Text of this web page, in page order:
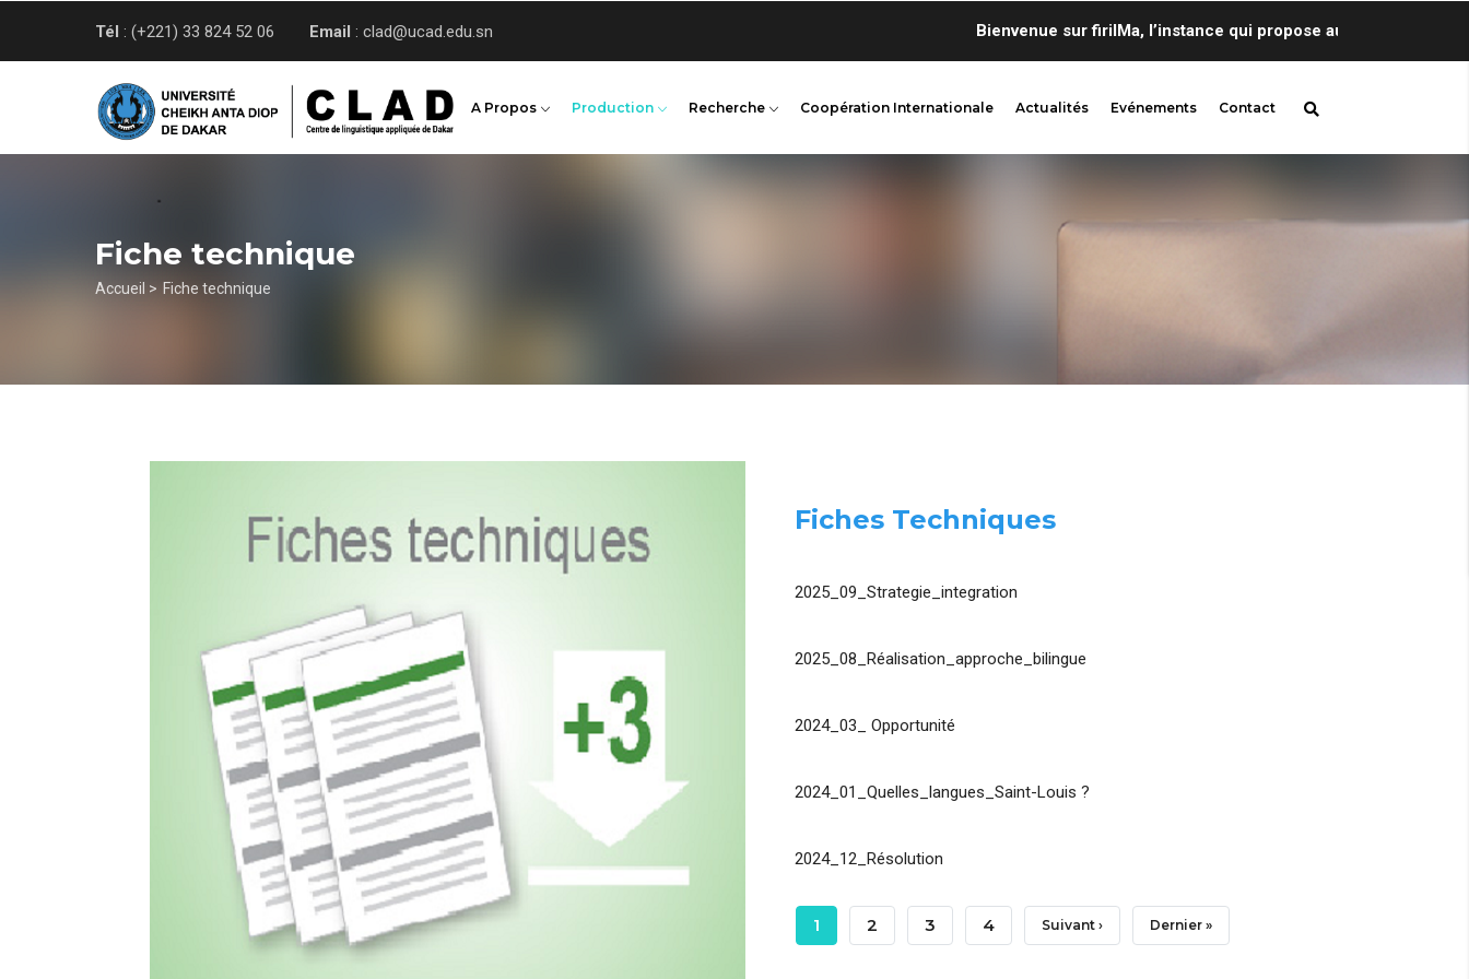
Tél : (+221) 33 824 52 06 Email : clad@ucad.edu.sn Bienvenue sur firilMa, l’instance qui propose au sein de Centre
A Propos Production Recherche Coopération Internationale Actualités Evénements Contact
Fiche technique
Fil
Accueil > Fiche technique
Fiches Techniques
2025_09_Strategie_integration
2025_08_Réalisation_approche_bilingue
2024_03_ Opportunité
2024_01_Quelles_langues_Saint-Louis ?
2024_12_Résolution
Pagination
Page
1 Page
2 Page
3 Page
4 Page
Suivant › Dernière
Dernier »